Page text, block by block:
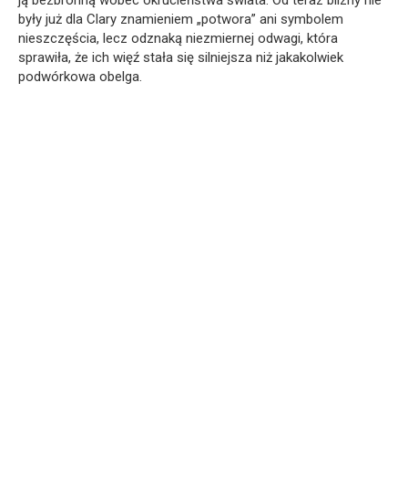
były już dla Clary znamieniem „potwora” ani symbolem
nieszczęścia, lecz odznaką niezmiernej odwagi, która
sprawiła, że ich więź stała się silniejsza niż jakakolwiek
podwórkowa obelga.